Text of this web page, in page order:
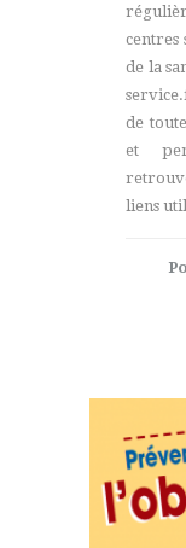
centres
de la
de
et
liens